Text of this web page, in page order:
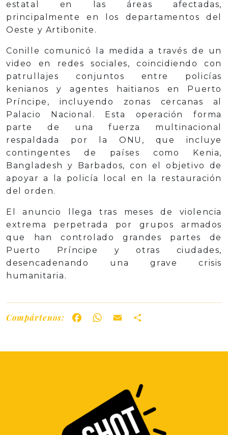
estatal en las áreas afectadas,
principalmente en los departamentos del
Oeste y Artibonite.
Conille comunicó la medida a través de un
video en redes sociales, coincidiendo con
patrullajes conjuntos entre policías
kenianos y agentes haitianos en Puerto
Príncipe, incluyendo zonas cercanas al
Palacio Nacional. Esta operación forma
parte de una fuerza multinacional
respaldada por la ONU, que incluye
contingentes de países como Kenia,
Bangladesh y Barbados, con el objetivo de
apoyar a la policía local en la restauración
del orden.
El anuncio llega tras meses de violencia
extrema perpetrada por grupos armados
que han controlado grandes partes de
Puerto Príncipe y otras ciudades,
desencadenando una grave crisis
humanitaria.
Compártenos: FacebookWhatsApp
Email